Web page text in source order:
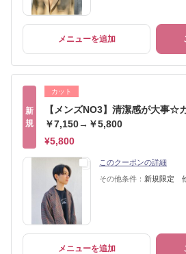
メニューを追加
新
規
カット
【メンズNO3】清潔感が大事☆
￥7,150→￥5,800
¥5,800
このクーポンの詳細
その他条件： 新規限定
メニューを追加